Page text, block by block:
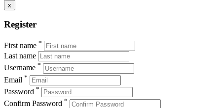
x
Register
First name *
Last name
Username *
Email *
Password *
Confirm Password *